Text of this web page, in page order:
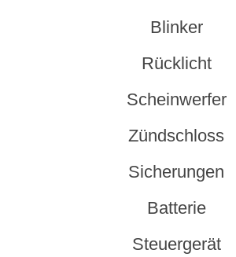
Blinker
Rücklicht
Scheinwerfer
Zündschloss
Sicherungen
Batterie
Steuergerät